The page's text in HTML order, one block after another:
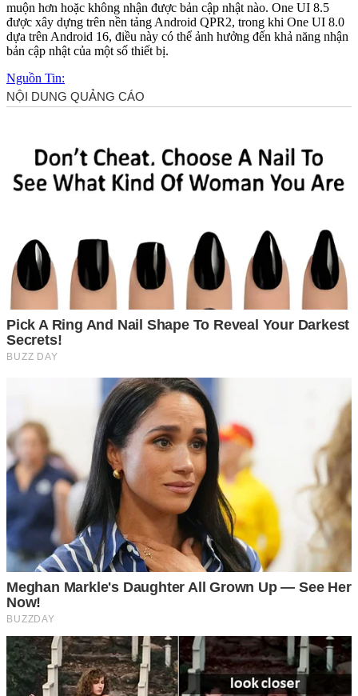
muộn hơn hoặc không nhận được bản cập nhật nào. One UI 8.5
được xây dựng trên nền tảng Android QPR2, trong khi One UI 8.0
dựa trên Android 16, điều này có thể ảnh hưởng đến khả năng nhận
bản cập nhật của một số thiết bị.
Nguồn Tin: